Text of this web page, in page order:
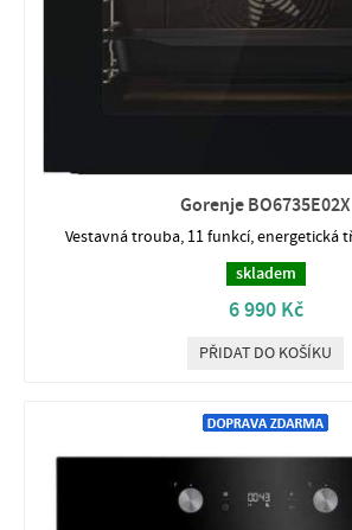
Gorenje BO6735E02X
Vestavná trouba, 11 funkcí, energetická
skladem
6 990 Kč
PŘIDAT DO KOŠÍKU